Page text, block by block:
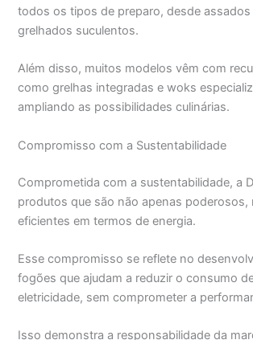
todos os tipos de preparo, desde
grelhados suculentos.
Além disso, muitos modelos vêm com
como grelhas integradas e woks
ampliando as possibilidades culinárias.
Compromisso com a Sustentabilidade
Comprometida com a sustentabilidade, a
produtos que são não apenas poderosos,
eficientes em termos de energia.
Esse compromisso se reflete no
fogões que ajudam a reduzir o consumo
eletricidade, sem comprometer a
Isso demonstra a responsabilidade da